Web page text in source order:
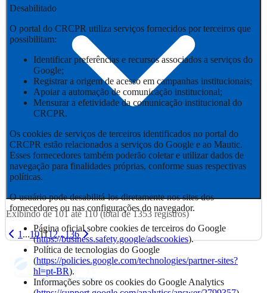
Exibindo de101até110(total de1353registros)
1...101112...136
Desabilitado
O portal do CRCPR utiliza serviços fornecidos por terceiros que
possibilitam:
Identificar preferências e recursos associados a serviços do
Google;
Registrar a origem de acesso em campanhas institucionais;
Apoiar a automação de comunicação institucional;
Mensurar a efetividade da comunicação institucional do
CRCPR.
Os cookies de serviços de terceiros identificados no portal do
CRCPR estão relacionados a serviços do Google e ao Mautic.
Esses fornecedores também poderão coletar e utilizar dados de
navegação para finalidades próprias, conforme suas respectivas
políticas.
O usuário pode desabilitá-los diretamente nos sites dos
fornecedores ou nas configurações do navegador.
Página oficial sobre cookies de terceiros do Google
(https://business.safety.google/adscookies).
Política de tecnologias do Google
(https://policies.google.com/technologies/partner-sites?
hl=pt-BR).
Informações sobre os cookies do Google Analytics